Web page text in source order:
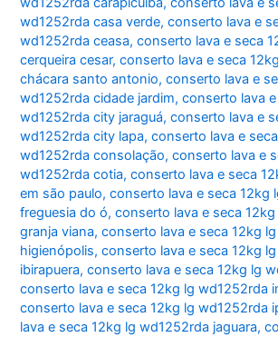
wd1252rda casa verde,conserto lava e
wd1252rda ceasa,conserto lava e seca
cerqueira cesar,conserto lava e seca
chácara santo antonio,conserto lava e
wd1252rda cidade jardim,conserto lava
wd1252rda city jaraguá,conserto lava e
wd1252rda city lapa,conserto lava e
wd1252rda consolação,conserto lava e
wd1252rda cotia,conserto lava e seca
em são paulo,conserto lava e seca 12kg
freguesia do ó,conserto lava e seca
granja viana,conserto lava e seca 12kg
higienópolis,conserto lava e seca 12kg
ibirapuera,conserto lava e seca 12kg lg
conserto lava e seca 12kg lg wd1252rda
conserto lava e seca 12kg lg wd1252rda
lava e seca 12kg lg wd1252rda jaguara,